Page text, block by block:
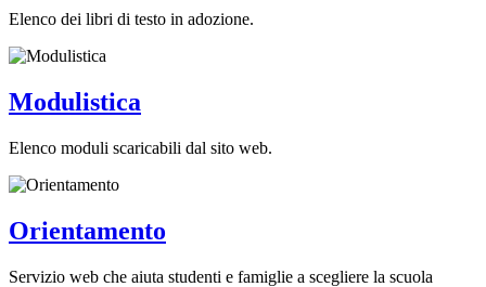
Elenco dei libri di testo in adozione.
Modulistica
Elenco moduli scaricabili dal sito web.
Orientamento
Servizio web che aiuta studenti e famiglie a scegliere la scuola